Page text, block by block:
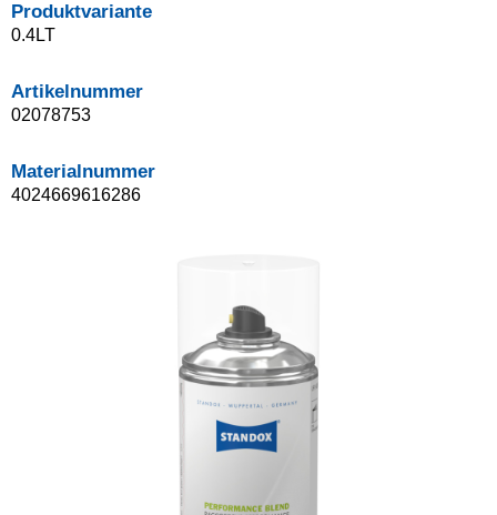
Produktvariante
0.4LT
Artikelnummer
02078753
Materialnummer
4024669616286